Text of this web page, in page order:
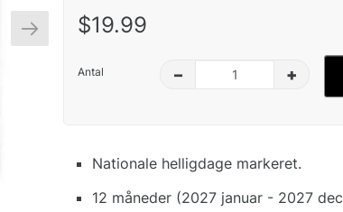
$19.99
Antal – +
Nationale helligdage markeret.
12 måneder (2027 januar - 2027